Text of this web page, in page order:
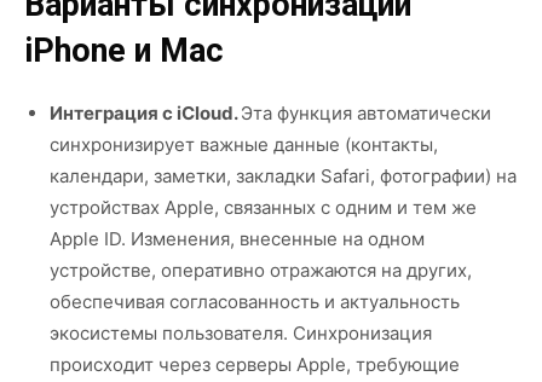
iPhone и Mac
Интеграция с iCloud.Эта функция автоматически
синхронизирует важные данные (контакты,
календари, заметки, закладки Safari, фотографии) на
устройствах Apple, связанных с одним и тем же
Apple ID. Изменения, внесенные на одном
устройстве, оперативно отражаются на других,
обеспечивая согласованность и актуальность
экосистемы пользователя. Синхронизация
происходит через серверы Apple, требующие